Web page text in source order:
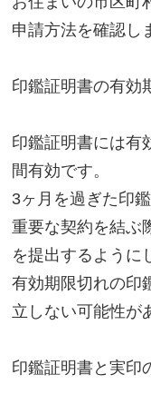
申請方法を確認し
印鑑証明書の有効
印鑑証明書には有
間有効です。
3ヶ月を過ぎた印
重要な契約を結ぶ
を提出するように
有効期限切れの印
立しない可能性が
印鑑証明書と実印